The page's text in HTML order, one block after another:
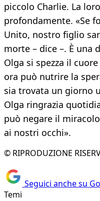
piccolo Charlie. La
profondamente. «Se
Unito, nostro figlio
morte – dice –. È una
Olga si spezza il
ora può nutrire la
sia trovata un giorno
Olga ringrazia
può negare il
ai nostri occhi».
© RIPRODUZIONE
Seguici anche su
Temi